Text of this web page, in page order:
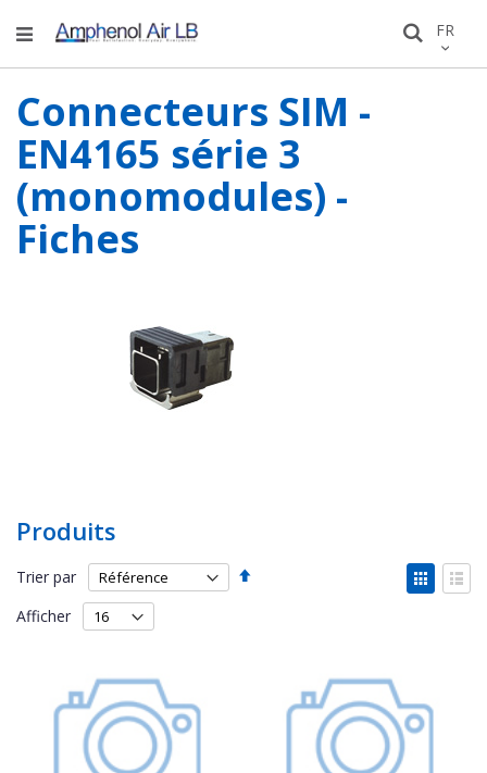
Allez
au
FR
Connecteurs SIM -
EN4165 série 3
(monomodules) -
Fiches
Produits
Trier par
Par
en
Afficher